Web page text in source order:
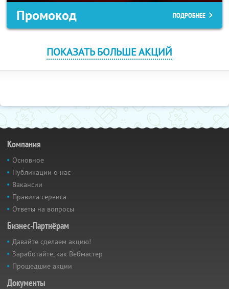
Промокод ПОДРОБНЕЕ
ПОКАЗАТЬ БОЛЬШЕ АКЦИЙ
Компания
Основное
Публикации о нас
Вакансии
Правила сервиса
Ответы на вопросы
Бизнес-Партнёрам
Давайте сделаем акцию!
Заработайте, как Вебмастер
Прошедшие акции
Документы